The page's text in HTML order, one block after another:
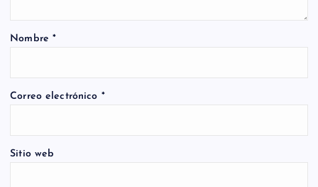
Nombre*
Correo electrónico *
Sitio web